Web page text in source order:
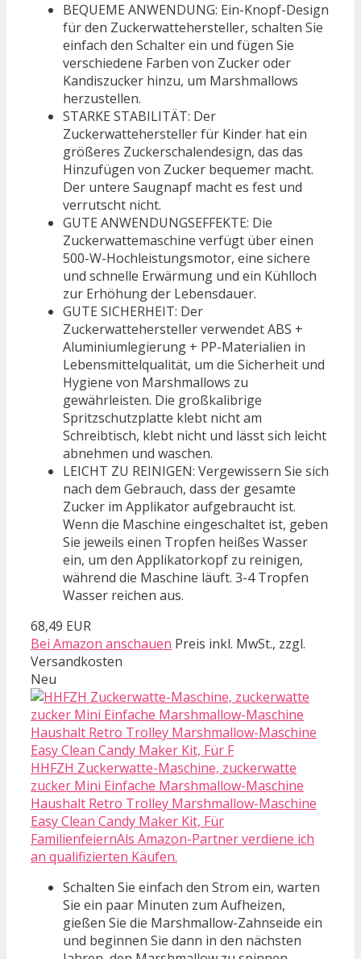
BEQUEME ANWENDUNG: Ein-Knopf-Design
für den Zuckerwattehersteller, schalten Sie
einfach den Schalter ein und fügen Sie
verschiedene Farben von Zucker oder
Kandiszucker hinzu, um Marshmallows
herzustellen.
STARKE STABILITÄT: Der
Zuckerwattehersteller für Kinder hat ein
größeres Zuckerschalendesign, das das
Hinzufügen von Zucker bequemer macht.
Der untere Saugnapf macht es fest und
verrutscht nicht.
GUTE ANWENDUNGSEFFEKTE: Die
Zuckerwattemaschine verfügt über einen
500-W-Hochleistungsmotor, eine sichere
und schnelle Erwärmung und ein Kühlloch
zur Erhöhung der Lebensdauer.
GUTE SICHERHEIT: Der
Zuckerwattehersteller verwendet ABS +
Aluminiumlegierung + PP-Materialien in
Lebensmittelqualität, um die Sicherheit und
Hygiene von Marshmallows zu
gewährleisten. Die großkalibrige
Spritzschutzplatte klebt nicht am
Schreibtisch, klebt nicht und lässt sich leicht
abnehmen und waschen.
LEICHT ZU REINIGEN: Vergewissern Sie sich
nach dem Gebrauch, dass der gesamte
Zucker im Applikator aufgebraucht ist.
Wenn die Maschine eingeschaltet ist, geben
Sie jeweils einen Tropfen heißes Wasser
ein, um den Applikatorkopf zu reinigen,
während die Maschine läuft. 3-4 Tropfen
Wasser reichen aus.
68,49 EUR
Bei Amazon anschauen Preis inkl. MwSt., zzgl.
Versandkosten
Neu
HHFZH Zuckerwatte-Maschine, zuckerwatte
zucker Mini Einfache Marshmallow-Maschine
Haushalt Retro Trolley Marshmallow-Maschine
Easy Clean Candy Maker Kit, Für
FamilienfeiernAls Amazon-Partner verdiene ich
an qualifizierten Käufen.
Schalten Sie einfach den Strom ein, warten
Sie ein paar Minuten zum Aufheizen,
gießen Sie die Marshmallow-Zahnseide ein
und beginnen Sie dann in den nächsten